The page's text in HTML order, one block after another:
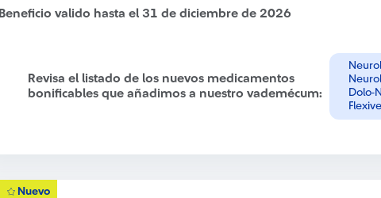
Beneficio valido hasta el 31 de diciembre de 2026
Revisa el listado de los nuevos medicamentos
bonificables que añadimos a nuestro vademécum:
Dolo-
Nuevo